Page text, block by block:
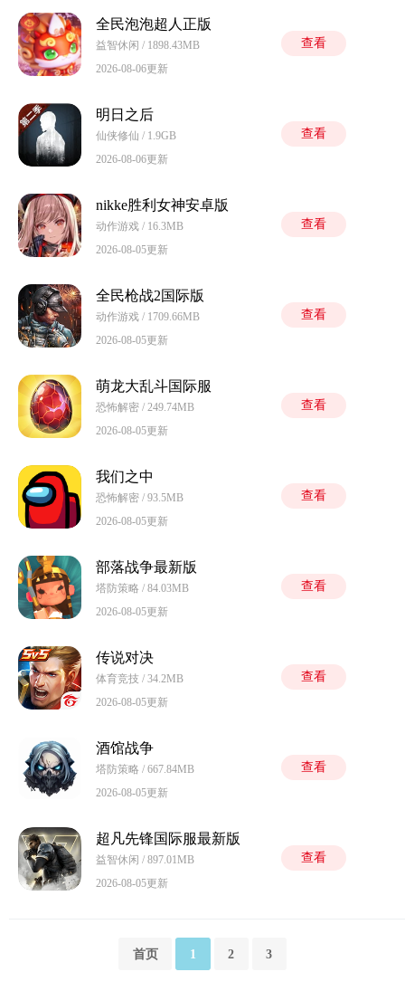
全民泡泡超人正版
益智休闲 / 1898.43MB
2026-08-06更新
查看
明日之后
仙侠修仙 / 1.9GB
2026-08-06更新
查看
nikke胜利女神安卓版
动作游戏 / 16.3MB
2026-08-05更新
查看
全民枪战2国际版
动作游戏 / 1709.66MB
2026-08-05更新
查看
萌龙大乱斗国际服
恐怖解密 / 249.74MB
2026-08-05更新
查看
我们之中
恐怖解密 / 93.5MB
2026-08-05更新
查看
部落战争最新版
塔防策略 / 84.03MB
2026-08-05更新
查看
传说对决
体育竞技 / 34.2MB
2026-08-05更新
查看
酒馆战争
塔防策略 / 667.84MB
2026-08-05更新
查看
超凡先锋国际服最新版
益智休闲 / 897.01MB
2026-08-05更新
查看
首页 1 2 3